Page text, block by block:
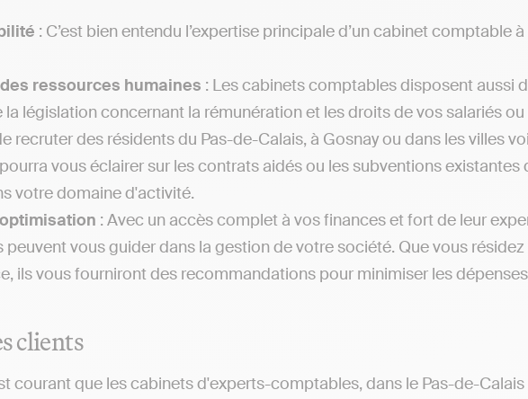
: C’est bien entendu l’expertise principale d’un cabinet comptable
ressources humaines : Les cabinets comptables disposent aussi
législation concernant la rémunération et les droits de vos salariés
recruter des résidents du Pas-de-Calais, à Gosnay ou dans les villes
vous éclairer sur les contrats aidés ou les subventions existantes
votre domaine d'activité.
: Avec un accès complet à vos finances et fort de leur
vous guider dans la gestion de votre société. Que vous
ils vous fourniront des recommandations pour minimiser les
clients
courant que les cabinets d'experts-comptables, dans le Pas-de-